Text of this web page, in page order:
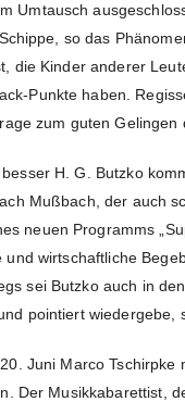
Umtausch
so das
die Kinder anderer
Punkte haben.
zum guten Gelingen
H. G. Butzko
Mußbach, der auch
neuen Programms
und wirtschaftliche
sei Butzko auch in
pointiert wiedergebe,
Juni Marco Tschirpke
Der Musikkabarettist,